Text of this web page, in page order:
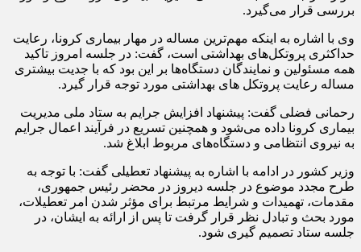
بررسی قرار می‌گیرد.
وی با اشاره به اینکه مهم‌ترین مساله در مهار بیماری کرونا، رعایت
حداکثری پروتکل‌های بهداشتی است، گفت: در جلسه امروز تاکید
همه مسئولین و نمایندگان دستگاه‌ها بر این بود که با جدیت بیشتری
مساله رعایت پروتکل های بهداشتی مورد توجه قرار گیرد.
رحمانی فضلی گفت: پیشنهاد افزایش جرایم به ستاد ملی مدیریت
بیماری کرونا داده می‌شود و همچنین تسریع در فرآیند اعمال جرایم
به نیروی انتظامی و دستگاه‌های مربوط ابلاغ شد.
وزیر کشور در ادامه با اشاره به پیشنهاد تعطیلی گفت: با توجه به
طرح مجدد موضوع در جلسه دیروز در محضر رئیس جمهوری،
مقدمات، تهمیدات و شرایط مرتبط برای مؤثر شدن امر تعطیلات،
مورد بحث و تبادل نظر قرار گرفت تا پس از ارائه به ایشان، در
جلسه ستاد تصمیم گیری شود.